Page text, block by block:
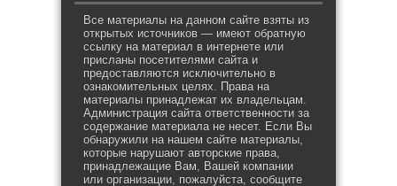
Все материалы на данном сайте взяты из
открытых источников — имеют обратную
ссылку на материал в интернете или
присланы посетителями сайта и
предоставляются исключительно в
ознакомительных целях. Права на
материалы принадлежат их владельцам.
Администрация сайта ответственности за
содержание материала не несет. Если Вы
обнаружили на нашем сайте материалы,
которые нарушают авторские права,
принадлежащие Вам, Вашей компании
или организации, пожалуйста, сообщите